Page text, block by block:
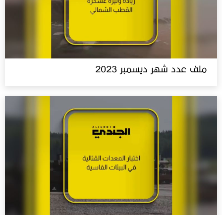
ملف عدد شهر ديسمبر 2023